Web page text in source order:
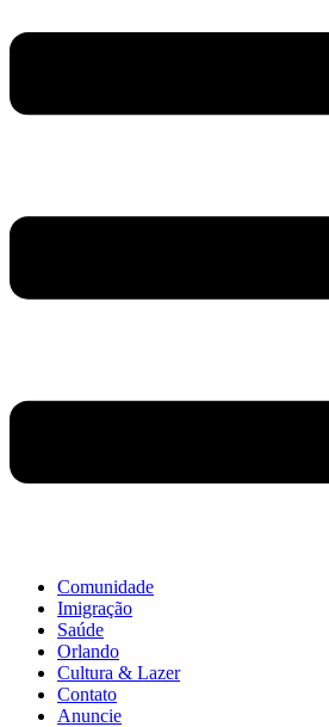
Comunidade
Imigração
Saúde
Orlando
Cultura & Lazer
Contato
Anuncie